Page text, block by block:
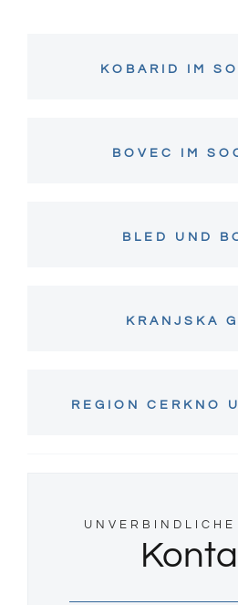
KOBARID IM
BOVEC IM
BLED UND
KRANJSKA
REGION CERKNO